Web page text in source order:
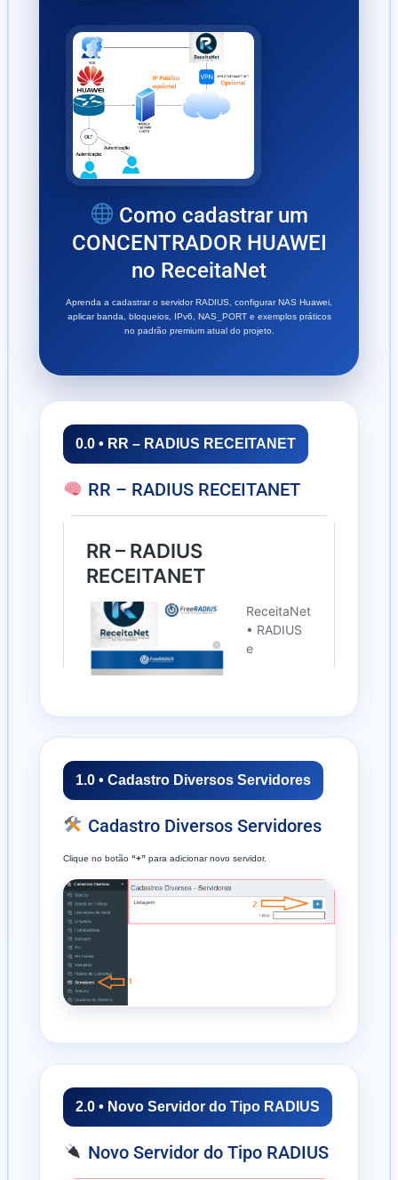
Como cadastrar um
CONCENTRADOR HUAWEI
no ReceitaNet
Aprenda a cadastrar o servidor RADIUS, configurar NAS Huawei,
aplicar banda, bloqueios, IPv6, NAS_PORT e exemplos práticos
no padrão premium atual do projeto.
0.0 • RR – RADIUS RECEITANET
RR – RADIUS RECEITANET
1.0 • Cadastro Diversos Servidores
Cadastro Diversos Servidores
Clique no botão “+” para adicionar novo servidor.
2.0 • Novo Servidor do Tipo RADIUS
Novo Servidor do Tipo RADIUS